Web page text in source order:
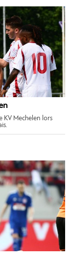
KV Mechelen lors